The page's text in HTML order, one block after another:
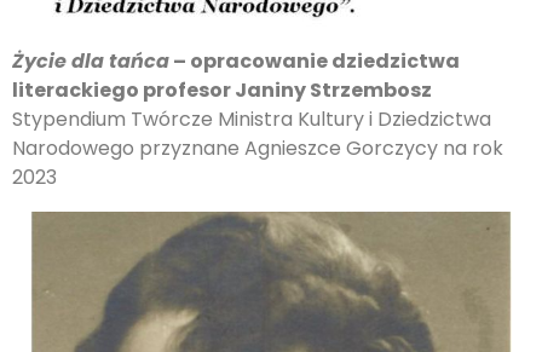
Życie dla tańca– opracowanie dziedzictwa
literackiego profesor Janiny Strzembosz
Stypendium Twórcze Ministra Kultury i Dziedzictwa
Narodowego przyznane Agnieszce Gorczycy na rok
2023